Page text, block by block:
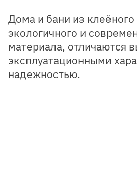
Дома и бани из клеёного
экологичного и
материала, отличаются
эксплуатационными
надежностью.